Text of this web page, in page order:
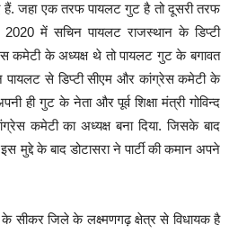
हैं. जहा एक तरफ पायलट गुट है तो दूसरी तरफ
में सचिन पायलट राजस्थान के डिप्टी
कमेटी के अध्यक्ष थे तो पायलट गुट के बगावत
पायलट से डिप्टी सीएम और कांग्रेस कमेटी के
ही गुट के नेता और पूर्व शिक्षा मंत्री गोविन्द
कमेटी का अध्यक्ष बना दिया. जिसके बाद
मुद्दे के बाद डोटासरा ने पार्टी की कमान अपने
के सीकर जिले के लक्ष्मणगढ़ क्षेत्र से विधायक है